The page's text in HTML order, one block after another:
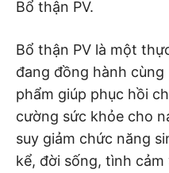
Bổ thận PV.
Bổ thận PV là một
đang đồng hành cùng
phẩm giúp phục hồi
cường sức khỏe cho
suy giảm chức năng
kể, đời sống, tình